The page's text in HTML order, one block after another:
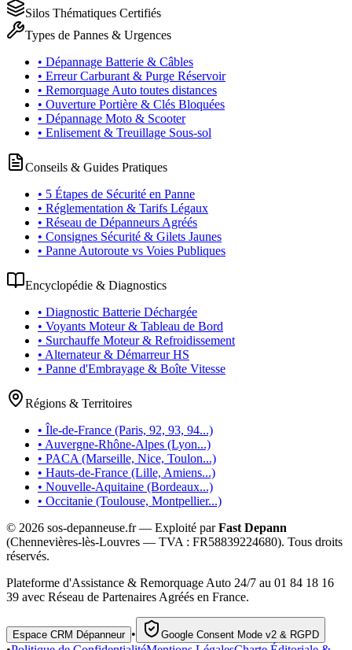
Silos Thématiques Certifiés
Types de Pannes & Urgences
• Dépannage Batterie & Câbles
• Erreur Carburant & Purge Réservoir
• Remorquage Auto toutes distances
• Ouverture Portière & Clés Bloquées
• Dépannage Moto & Scooter
• Enlisement & Treuillage Sous-sol
Conseils & Guides Pratiques
• 5 Étapes de Sécurité en Panne
• Réglementation & Tarifs Légaux
• Réseau de Dépanneurs Agréés
• Consignes Sécurité & Gilets Jaunes
• Panne Autoroute vs Voies Publiques
Encyclopédie & Diagnostics
• Diagnostic Batterie Déchargée
• Voyants Moteur & Tableau de Bord
• Surchauffe Moteur & Refroidissement
• Alternateur & Démarreur HS
• Panne d'Embrayage & Boîte Vitesse
Régions & Territoires
• Île-de-France (Paris, 92, 93, 94...)
• Auvergne-Rhône-Alpes (Lyon...)
• PACA (Marseille, Nice, Toulon...)
• Hauts-de-France (Lille, Amiens...)
• Nouvelle-Aquitaine (Bordeaux...)
• Occitanie (Toulouse, Montpellier...)
© 2026 sos-depanneuse.fr — Exploité parFast Depann
(Chennevières-lès-Louvres — TVA : FR58839224680). Tous droits
réservés.
Plateforme d'Assistance & Remorquage Auto 24/7 au 01 84 18 16
39 avec Réseau de Partenaires Agréés en France.
Espace CRM Dépanneur • Google Consent Mode v2 & RGPD